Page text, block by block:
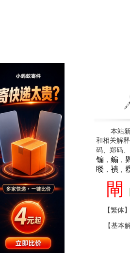
本站
和相关解
码、郑码
䦂 ， 䥇 ，
䁖， 䙡，
閘
【繁体
【基本